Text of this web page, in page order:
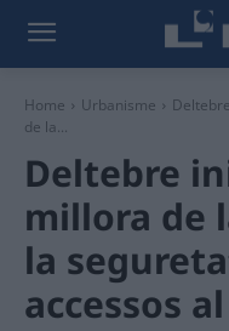
Home Urbanisme
de la...
Deltebre
millora de
la
accessos